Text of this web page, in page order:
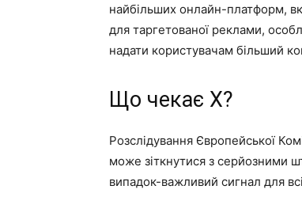
найбільших онлайн-платформ,
для таргетованої реклами,
надати користувачам більший
Що чекає X?
Розслідування Європейської
може зіткнутися з серйозними
випадок-важливий сигнал для